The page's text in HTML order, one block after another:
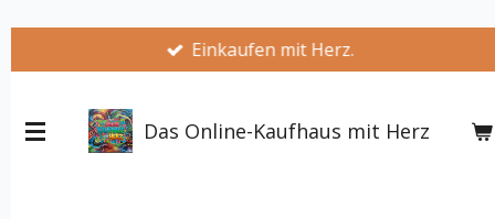
springen
Einkaufen mit Herz.
Das Online-Kaufhaus mit Herz